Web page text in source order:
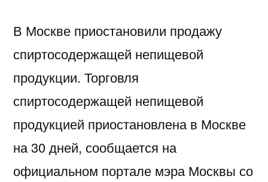
В Москве приостановили продажу
спиртосодержащей непищевой
продукции. Торговля
спиртосодержащей непищевой
продукцией приостановлена в Москве
на 30 дней, сообщается на
официальном портале мэра Москвы со